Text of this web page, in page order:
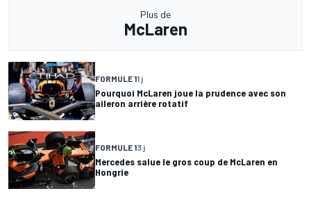
Plus de
McLaren
FORMULE 11 j
Pourquoi McLaren joue la prudence avec son
aileron arrière rotatif
FORMULE 13 j
Mercedes salue le gros coup de McLaren en
Hongrie